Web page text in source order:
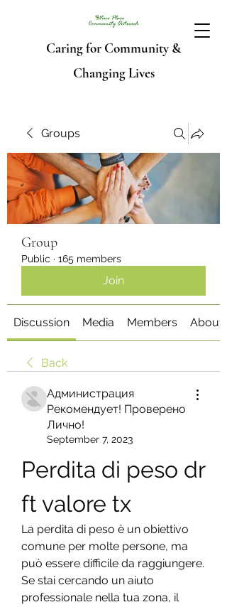
Caring for Community &
Changing Lives
Groups
Group
Public · 165 members
Join
Discussion Media Members About
Back
Администрация
Рекомендует! Проверено
Лично!
September 7, 2023
Perdita di peso dr
ft valore tx
La perdita di peso è un obiettivo
comune per molte persone, ma
può essere difficile da raggiungere.
Se stai cercando un aiuto
professionale nella tua zona, il